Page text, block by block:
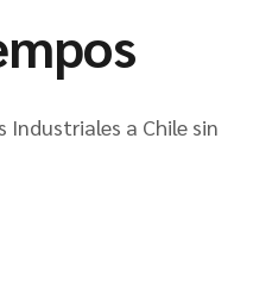
Industriales a Chile sin